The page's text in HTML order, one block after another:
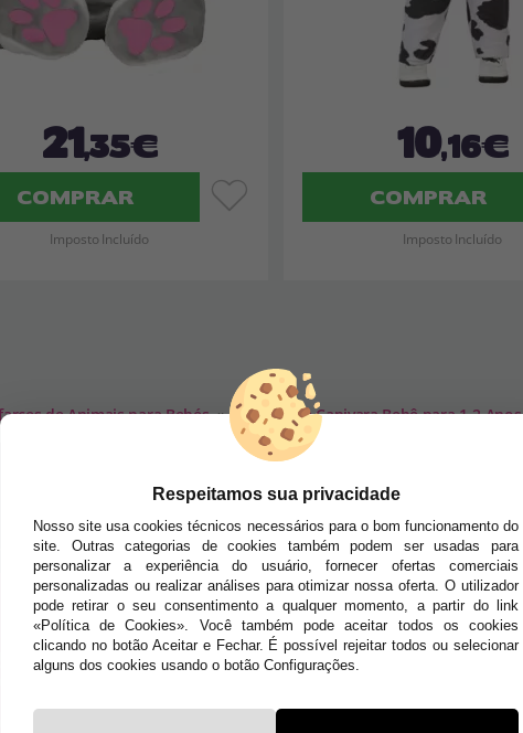
21,35€
COMPRAR
Imposto Incluído
10,16€
COMPRAR
Imposto Incluído
de Animais para Bebés.»Fantasia de Capivara Bebê para 1-2 Anos
NEWSLETTER
tudo antes de todos!
e tendências por e-mail. Posso cancelar a inscrição a qualquer momento, conforme
DE AJUDA?
a sexta das 10h às 14h e das 17h às 20h Sábados das
· Quem somos
· Como comprar
Respeitamos sua privacidade
Nosso site usa cookies técnicos necessários para o bom funcionamento do
site. Outras categorias de cookies também podem ser usadas para
personalizar a experiência do usuário, fornecer ofertas comerciais
personalizadas ou realizar análises para otimizar nossa oferta. O utilizador
pode retirar o seu consentimento a qualquer momento, a partir do link
«Política de Cookies». Você também pode aceitar todos os cookies
clicando no botão Aceitar e Fechar. É possível rejeitar todos ou selecionar
alguns dos cookies usando o botão Configurações.